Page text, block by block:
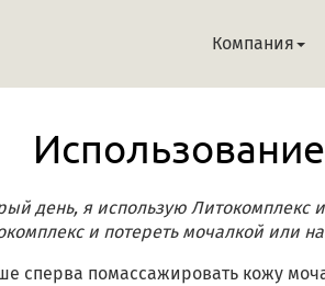
Компания
день, я использую Литокомплекс
и потереть мочалкой или
сперва помассажировать кожу